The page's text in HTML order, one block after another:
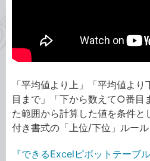
「平均値より上」「平均値よ
目まで」「下から数えて○番目
た範囲から計算した値を条件と
付き書式の「上位/下位」ルール
『できるExcelピボットテーブ